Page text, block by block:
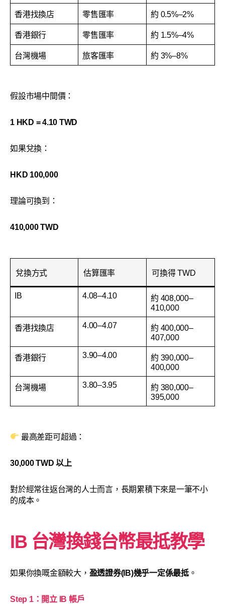
香港找換店 零售匯率 約 0.5%–2%
香港銀行 零售匯率 約 1.5%–4%
台灣機場 旅客匯率 約 3%–8%
假設市場中間價：
1 HKD = 4.10 TWD
如果兌換：
HKD 100,000
理論可換到：
410,000 TWD
兌換方式 估算匯率 可換得 TWD
IB 4.08–4.10
約 408,000–
410,000
香港找換店 4.00–4.07
約 400,000–
407,000
香港銀行 3.90–4.00
約 390,000–
400,000
台灣機場 3.80–3.95
約 380,000–
395,000
最高差距可超過：
30,000 TWD 以上
對於經常往返台灣的人士而言，長期累積下來是一筆不小
的成本。
IB 台灣換錢台幣最抵教學
如果你換嘅金額較大， 盈透證券(IB)幾乎一定係最抵 。
Step 1：開立 IB 帳戶